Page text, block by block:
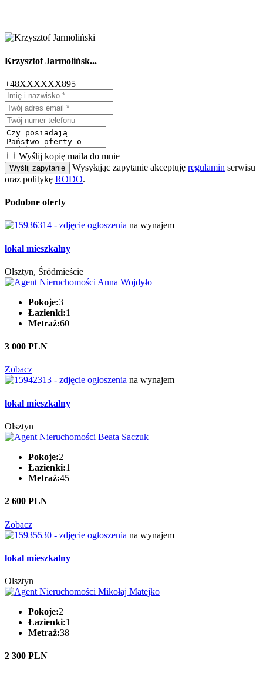
Krzysztof Jarmolińsk...
+48XXXXXX895
Wyślij kopię maila do mnie
Wyślij zapytanie Wysyłając zapytanie akceptuję regulamin serwisu
oraz politykę RODO.
Podobne oferty
na wynajem
lokal mieszkalny
Olsztyn, Śródmieście
Pokoje:3
Łazienki:1
Metraż:60
3 000 PLN
Zobacz
na wynajem
lokal mieszkalny
Olsztyn
Pokoje:2
Łazienki:1
Metraż:45
2 600 PLN
Zobacz
na wynajem
lokal mieszkalny
Olsztyn
Pokoje:2
Łazienki:1
Metraż:38
2 300 PLN